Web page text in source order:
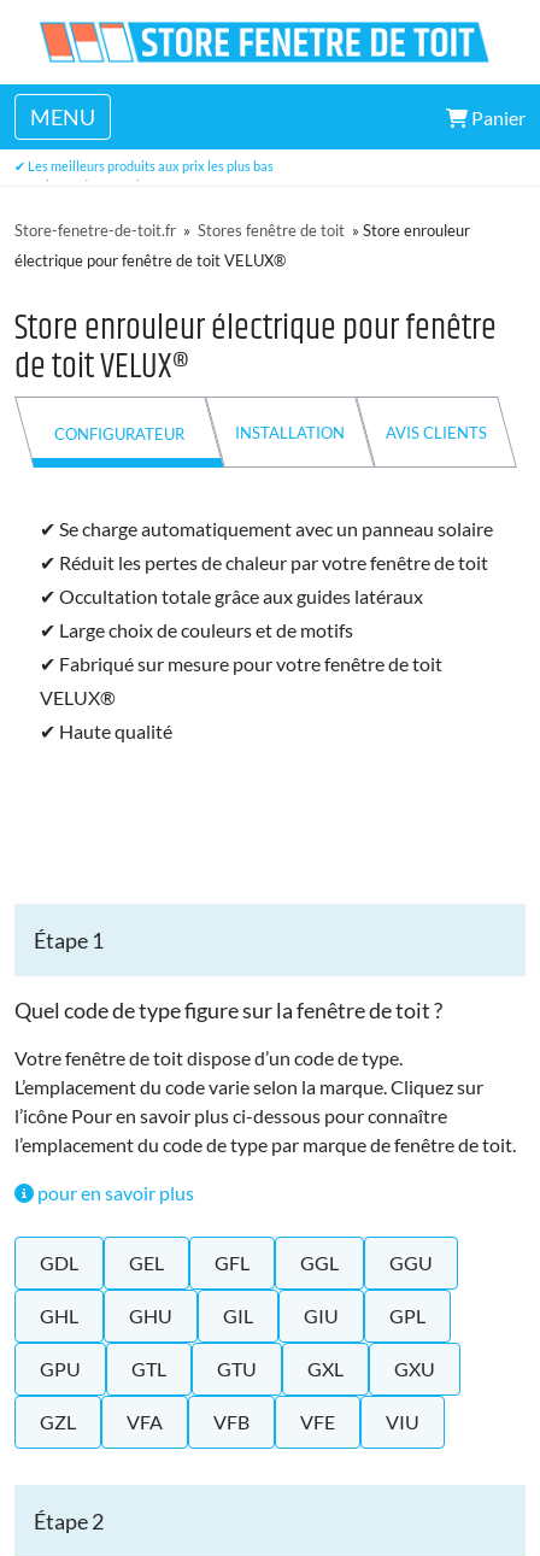
MENU Panier
✔ Un large choix de dimensions disponibles en stock
✔ Les meilleurs produits aux prix les plus bas
✔ Trois ans de garantie
Store-fenetre-de-toit.fr » Stores fenêtre de toit » Store enrouleur
électrique pour fenêtre de toit VELUX®
Store enrouleur électrique pour fenêtre
de toit VELUX®
CONFIGURATEUR INSTALLATION AVIS CLIENTS
✔ Se charge automatiquement avec un panneau solaire
✔ Réduit les pertes de chaleur par votre fenêtre de toit
✔ Occultation totale grâce aux guides latéraux
✔ Large choix de couleurs et de motifs
✔ Fabriqué sur mesure pour votre fenêtre de toit
VELUX®
✔ Haute qualité
Étape 1
Quel code de type figure sur la fenêtre de toit ?
Votre fenêtre de toit dispose d’un code de type.
L’emplacement du code varie selon la marque. Cliquez sur
l’icône Pour en savoir plus ci-dessous pour connaître
l’emplacement du code de type par marque de fenêtre de toit.
pour en savoir plus
GDL GEL GFL GGL GGU
GHL GHU GIL GIU GPL
GPU GTL GTU GXL GXU
GZL VFA VFB VFE VIU
Étape 2